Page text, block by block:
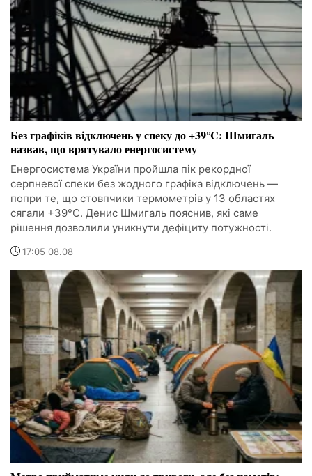
Без графіків відключень у спеку до +39°C: Шмигаль
назвав, що врятувало енергосистему
Енергосистема України пройшла пік рекордної
серпневої спеки без жодного графіка відключень —
попри те, що стовпчики термометрів у 13 областях
сягали +39°C. Денис Шмигаль пояснив, які саме
рішення дозволили уникнути дефіциту потужності.
17:05 08.08